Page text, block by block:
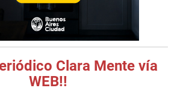
Clara Mente vía
WEB!!